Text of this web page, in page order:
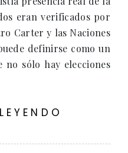
eran verificados por
Carter y las Naciones
definirse como un
sólo hay elecciones